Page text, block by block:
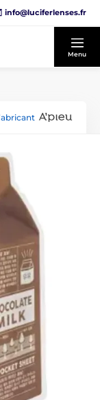
info@luciferlenses.fr
Menu